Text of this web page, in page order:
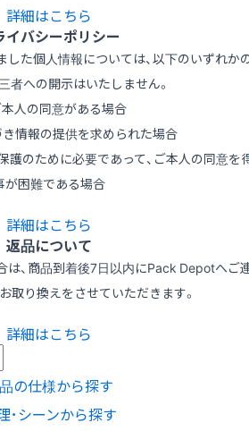
詳細はこちら
イバシーポリシー
た個人情報については、以下のいずれか
者への開示はいたしません。
人の同意がある場合
情報の提供を求められた場合
護のために必要であって、ご本人の同意を
が困難である場合
詳細はこちら
返品について
は、商品到着後7日以内にPack Depotへご
取り換えをさせていただきます。
詳細はこちら
の仕様から探す
･シーンから探す